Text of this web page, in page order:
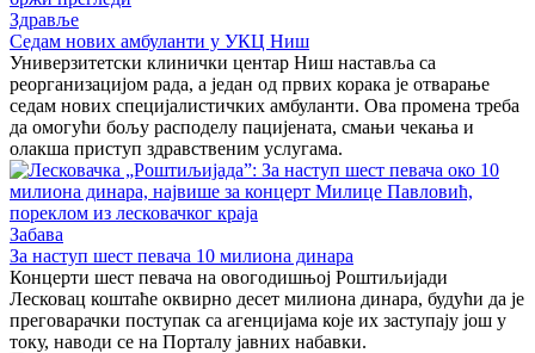
Здравље
Седам нових амбуланти у УКЦ Ниш
Универзитетски клинички центар Ниш наставља са
реорганизацијом рада, а један од првих корака је отварање
седам нових специјалистичких амбуланти. Ова промена треба
да омогући бољу расподелу пацијената, смањи чекања и
олакша приступ здравственим услугама.
Забава
За наступ шест певача 10 милиона динара
Концерти шест певача на овогодишњој Роштиљијади
Лесковац коштаће оквирно десет милиона динара, будући да је
преговарачки поступак са агенцијама које их заступају још у
току, наводи се на Порталу јавних набавки.